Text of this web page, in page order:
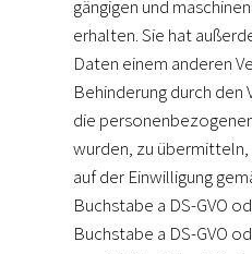
gängigen und
erhalten. Sie hat
Daten einem anderen
Behinderung durch
die
wurden, zu
auf der Einwilligung
Buchstabe a DS-GVO
Buchstabe a DS-GVO